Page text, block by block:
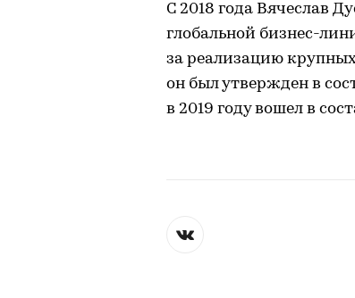
С 2018 года Вячеслав
глобальной бизнес-
за реализацию
он был утвержден в
в 2019 году вошел в